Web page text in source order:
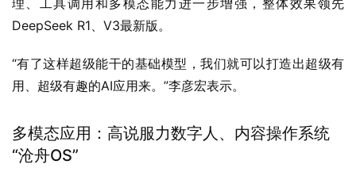
DeepSeek R1、V3最新版。
“有了这样超级能干的基础模型，我们就可以打造出超级有
用、超级有趣的AI应用来。”李彦宏表示。
多模态应用：高说服力数字人、内容操作系统
“沧舟OS”